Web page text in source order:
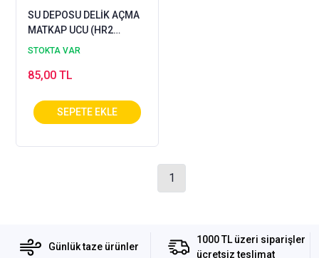
SU DEPOSU DELİK AÇMA
MATKAP UCU (HR2
REKOR)
STOKTA VAR
85,00 TL
1
Günlük taze ürünler
1000 TL üzeri siparişler
ücretsiz teslimat